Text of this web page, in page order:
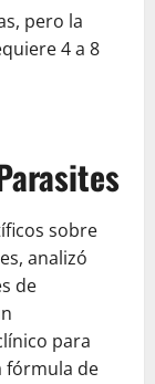
pero la
4 a 8
sobre
analizó
de
para
fórmula de